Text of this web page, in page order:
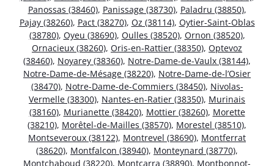
Panossas (38460), Panissage (38730), Paladru (38850),
Pajay (38260), Pact (38270), Oz (38114), Oytier-Saint-Oblas
(38780), Oyeu (38690), Oulles (38520), Ornon (38520),
Ornacieux (38260), Oris-en-Rattier (38350), Optevoz
(38460), Noyarey (38360), Notre-Dame-de-Vaulx (38144),
Notre-Dame-de-Mésage (38220), Notre-Dame-de-l’Osier
(38470), Notre-Dame-de-Commiers (38450), Nivolas-
Vermelle (38300), Nantes-en-Ratier (38350), Murinais
(38160), Murianette (38420), Mottier (38260), Morette
(38210), Morêtel-de-Mailles (38570), Morestel (38510),
Montseveroux (38122), Montrevel (38690), Montferrat
(38620), Montfalcon (38940), Monteynard (38770),
Montchaboud (38220), Montcarra (38890), Montbonnot-